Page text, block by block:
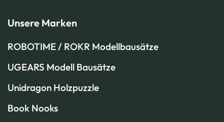
Unsere Marken
ROBOTIME / ROKR Modellbausätze
UGEARS Modell Bausätze
Unidragon Holzpuzzle
Book Nooks